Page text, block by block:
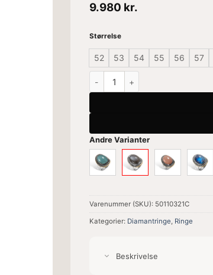
9.980 kr.
Størrelse
52 53 54 55 56 57
Ring Corso BoHo Grey Moon antal
Andre Varianter
Varenummer (SKU): 50110321C
Kategorier: Diamantringe, Ringe
Beskrivelse